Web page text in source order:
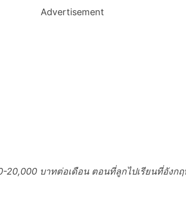
Advertisement
20,000 บาทต่อเดือน ตอนที่ลูกไปเรียนที่อัง